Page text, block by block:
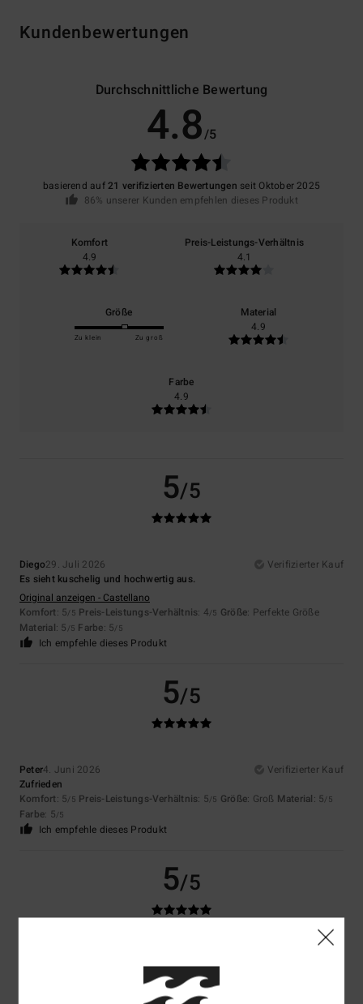
Kundenbewertungen
Durchschnittliche Bewertung
4.8/5
basierend auf21 verifizierten Bewertungen seit Oktober 2025
86% unserer Kunden empfehlen dieses Produkt
Komfort
4.9
Preis-Leistungs-Verhältnis
4.1
Größe
Zu klein Zu groß
Material
4.9
Farbe
4.9
5/5
Diego29. Juli 2026
Verifizierter Kauf
Es sieht kuschelig und hochwertig aus.
Original anzeigen - Castellano
Komfort: 5/5 Preis-Leistungs-Verhältnis: 4/5 Größe: Perfekte Größe
Material: 5 /5 Farbe: 5/5
Ich empfehle dieses Produkt
5/5
Peter4. Juni 2026
Verifizierter Kauf
Zufrieden
Komfort: 5/5 Preis-Leistungs-Verhältnis: 5/5 Größe: Groß Material: 5/5
Farbe: 5/5
Ich empfehle dieses Produkt
5/5
Sieht toll aus, fühlt sich super an und passt perfekt. Ich liebe es.